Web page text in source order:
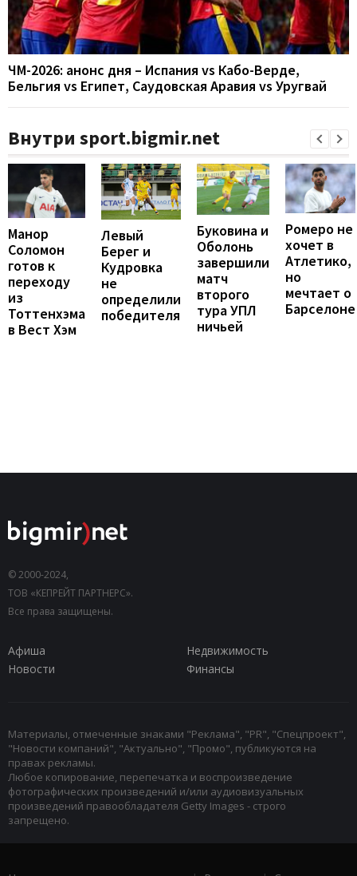
ЧМ-2026: анонс дня – Испания vs Кабо-Верде,
Бельгия vs Египет, Саудовская Аравия vs Уругвай
Внутри sport.bigmir.net
Манор
Соломон
готов к
переходу
из
Тоттенхэма
в Вест Хэм
Левый
Берег и
Кудровка
не
определили
победителя
Буковина и
Оболонь
завершили
матч
второго
тура УПЛ
ничьей
Ромеро не
хочет в
Атлетико,
но
мечтает о
Барселоне
© 2000-2024,
ТОВ «КЕПРЕЙТ ПАРТНЕРС».
Все права защищены.
Афиша
Недвижимость
Новости
Финансы
Материалы, отмеченные знаками "Реклама", "PR", "Спецпроект",
"Новости компаний", "Актуально", "Промо", публикуются на
правах рекламы.
Любое копирование, перепечатка и воспроизведение
фотографических произведений и/или аудиовизуальных
произведений правообладателя Getty Images - строго
запрещено.